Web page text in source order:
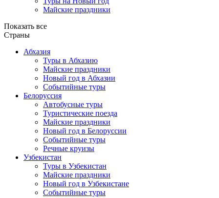
Майские праздники
Показать все
Страны
Абхазия
Туры в Абхазию
Майские праздники
Новый год в Абхазии
Событийные туры
Белоруссия
Автобусные туры
Туристические поезда
Майские праздники
Новый год в Белоруссии
Событийные туры
Речные круизы
Узбекистан
Туры в Узбекистан
Майские праздники
Новый год в Узбекистане
Событийные туры